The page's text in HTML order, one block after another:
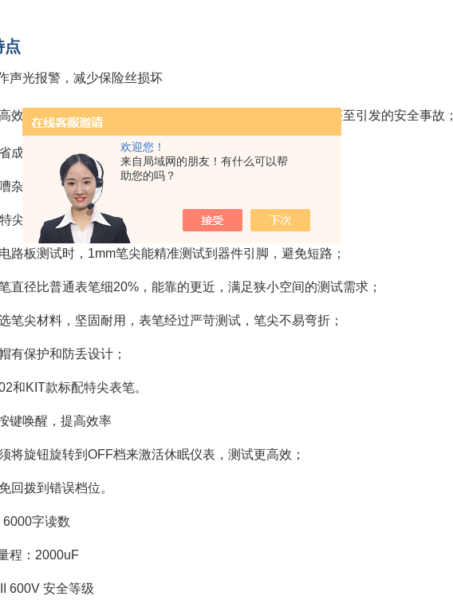
欢迎您！
来自局域网的朋友！有什么可以帮
助您的吗？
点
声光报警，减少保险丝损坏
率：减少一线员工因误操作引起的现场测试效率降低，甚至引发的安全事故；
成本：减少保险丝的替换；
杂黑暗环境中，通过闪灯来达到报警效果。
尖表笔，应对电路板测试
路板测试时，1mm笔尖能精准测试到器件引脚，避免短路；
直径比普通表笔细20%，能靠的更近，满足狭小空间的测试需求；
笔尖材料，坚固耐用，表笔经过严苛测试，笔尖不易弯折；
有保护和防丢设计；
和KIT款标配特尖表笔。
键唤醒，提高效率
将旋钮旋转到OFF档来激活休眠仪表，测试更高效；
回拨到错误档位。
6000字读数
程：2000uF
600V 安全等级